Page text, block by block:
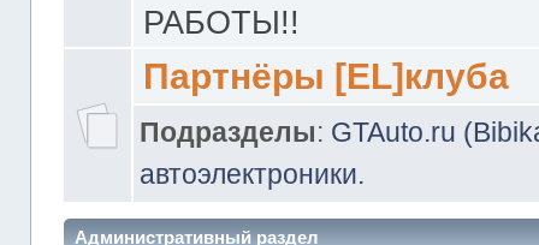
РАБОТЫ!!
Партнёры [EL]клуба
Подразделы: GTAuto.ru
автоэлектроники.
Административный раздел